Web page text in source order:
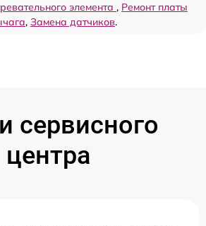
элемента , Ремонт платы
, Замена датчиков.
сервисного
центра